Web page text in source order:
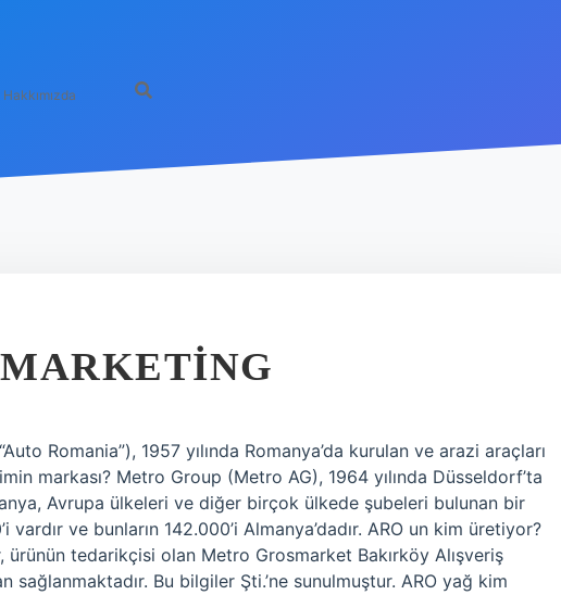
Hakkımızda
Romania”), 1957 yılında Romanya’da kurulan ve arazi araçları
markası? Metro Group (Metro AG), 1964 yılında Düsseldorf’ta
Avrupa ülkeleri ve diğer birçok ülkede şubeleri bulunan bir
ve bunların 142.000’i Almanya’dadır. ARO un kim üretiyor?
tedarikçisi olan Metro Grosmarket Bakırköy Alışveriş
sağlanmaktadır. Bu bilgiler Şti.’ne sunulmuştur. ARO yağ kim